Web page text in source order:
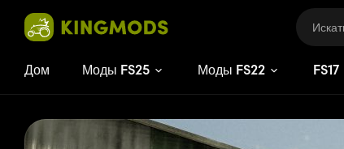
Дом Моды FS25 Моды FS22 FS17